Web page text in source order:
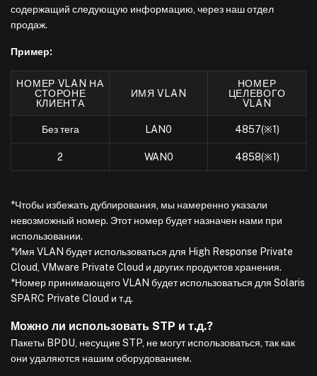
содержащий следующую информацию, через наш отдел
продаж.
Пример:
НОМЕР VLAN НА
СТОРОНЕ
КЛИЕНТА
ИМЯ VLAN
НОМЕР
ЦЕЛЕВОГО
VLAN
Без тега LAN0 4857(※1)
2 WAN0 4858(※1)
*Чтобы избежать дублирования, мы намеренно указали
невозможный номер. Этот номер будет назначен нами при
использовании.
*Имя VLAN будет использоваться для High Response Private
Cloud, VMware Private Cloud и других продуктов хранения.
*Номер принимающего VLAN будет использоваться для Solaris
SPARC Private Cloud и т.д.
Можно ли использовать STP и т.д.?
Пакеты BPDU, несущие STP, не могут использоваться, так как
они удаляются нашим оборудованием.